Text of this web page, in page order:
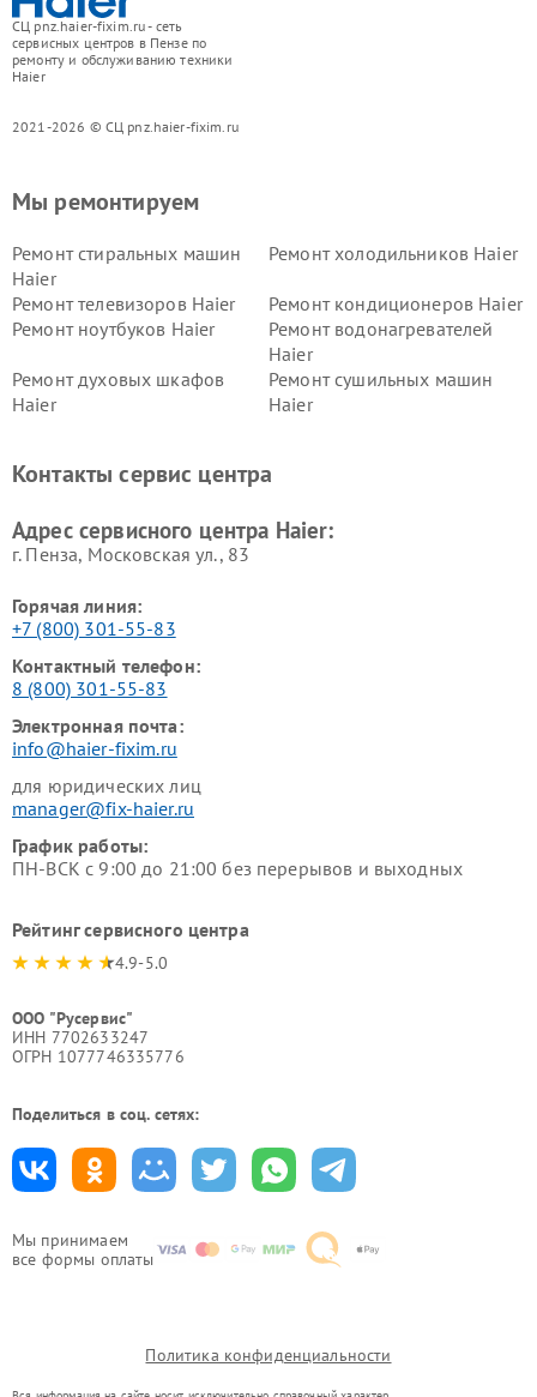
СЦ pnz.haier-fixim.ru - сеть
сервисных центров в Пензе по
ремонту и обслуживанию техники
Haier
2021-2026 © СЦ pnz.haier-fixim.ru
Мы принимаем
все формы оплаты
Мы ремонтируем
Ремонт стиральных машин
Haier
Ремонт холодильников Haier
Ремонт телевизоров Haier
Ремонт кондиционеров Haier
Ремонт ноутбуков Haier
Ремонт водонагревателей
Haier
Ремонт духовых шкафов
Haier
Ремонт сушильных машин
Haier
Ремонт роботов-пылесосов
Ремонт посудомоечных
Контакты сервис центра
Адрес сервисного центра Haier:
г. Пенза, Московская ул., 83
Горячая линия:
+7 (800) 301-55-83
Контактный телефон:
8 (800) 301-55-83
Электронная почта:
info@haier-fixim.ru
для юридических лиц
manager@fix-haier.ru
График работы:
ПН-ВСК с 9:00 до 21:00 без перерывов и выходных
Рейтинг сервисного центра
4.9-5.0
ООО "Русервис"
ИНН 7702633247
ОГРН 1077746335776
Поделиться в соц. сетях:
Политика конфиденциальности